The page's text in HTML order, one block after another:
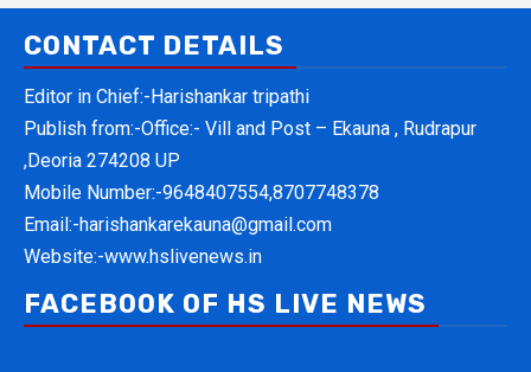
CONTACT DETAILS
Editor in Chief:-Harishankar tripathi
Publish from:-Office:- Vill and Post – Ekauna , Rudrapur
,Deoria 274208 UP
Mobile Number:-9648407554,8707748378
Email:-harishankarekauna@gmail.com
Website:-www.hslivenews.in
FACEBOOK OF HS LIVE NEWS